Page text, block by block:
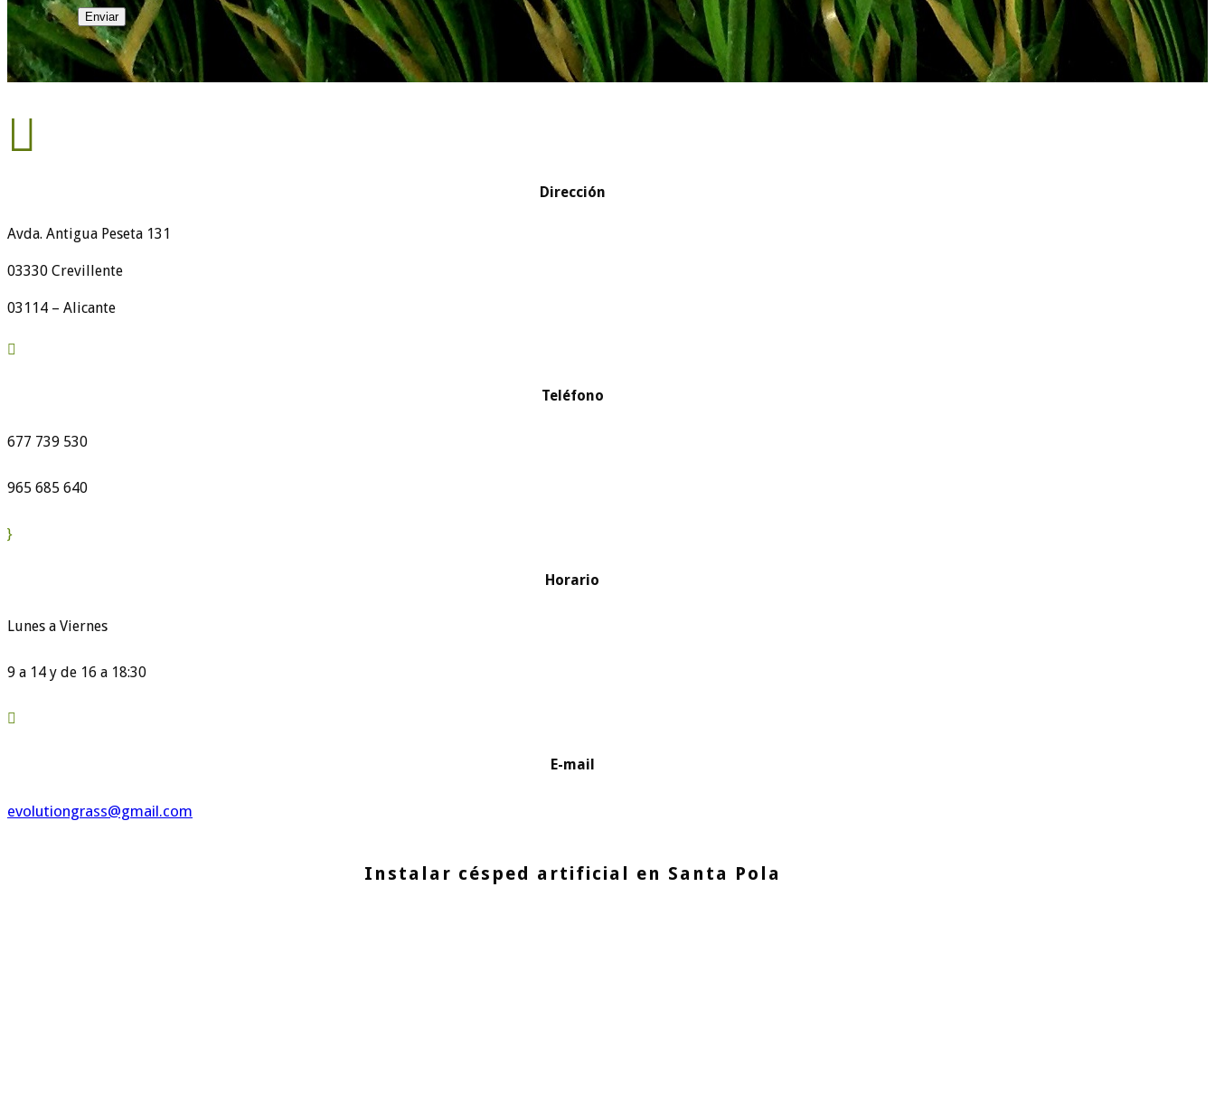
Enviar

Dirección
Avda. Antigua Peseta 131
03330 Crevillente
03114 – Alicante

Teléfono
677 739 530
965 685 640
}
Horario
Lunes a Viernes
9 a 14 y de 16 a 18:30

E-mail
evolutiongrass@gmail.com
Instalar césped artificial en Santa Pola